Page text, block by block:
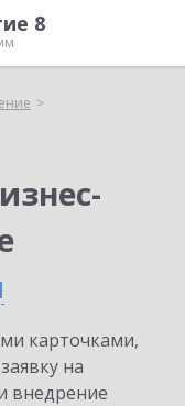
8
карточками,
на
внедрение